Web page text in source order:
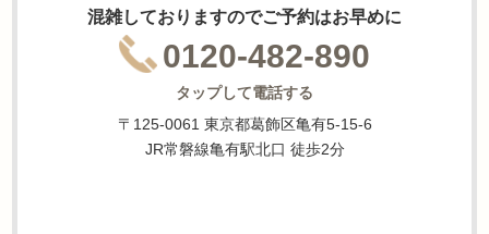
混雑しておりますのでご予約はお早めに
0120-482-890
タップして電話する
〒125-0061 東京都葛飾区亀有5-15-6
JR常磐線亀有駅北口 徒歩2分